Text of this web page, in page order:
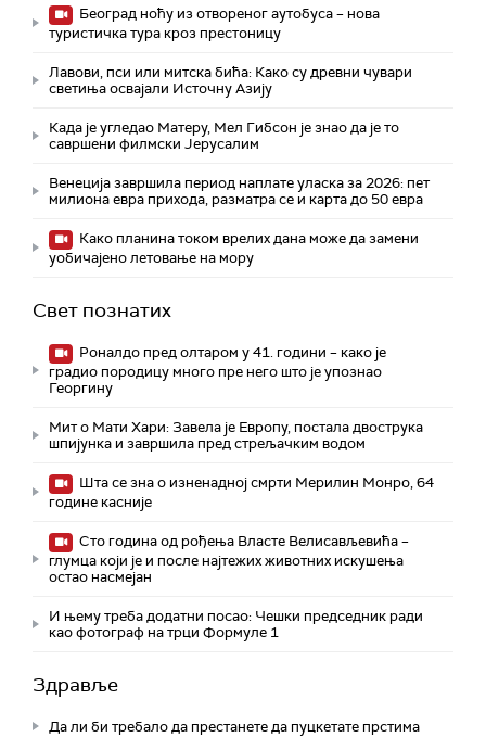
Београд ноћу из отвореног аутобуса – нова
туристичка тура кроз престоницу
Лавови, пси или митска бића: Како су древни чувари
светиња освајали Источну Азију
Када је угледао Матеру, Мел Гибсон је знао да је то
савршени филмски Јерусалим
Венеција завршила период наплате уласка за 2026: пет
милиона евра прихода, разматра се и карта до 50 евра
Како планина током врелих дана може да замени
уобичајено летовање на мору
Свет познатих
Роналдо пред олтаром у 41. години – како је
градио породицу много пре него што је упознао
Георгину
Мит о Мати Хари: Завела је Европу, постала двострука
шпијунка и завршила пред стрељачким водом
Шта се зна о изненадној смрти Мерилин Монро, 64
године касније
Сто година од рођења Власте Велисављевића –
глумца који је и после најтежих животних искушења
остао насмејан
И њему треба додатни посао: Чешки председник ради
као фотограф на трци Формуле 1
Здравље
Да ли би требало да престанете да пуцкетате прстима